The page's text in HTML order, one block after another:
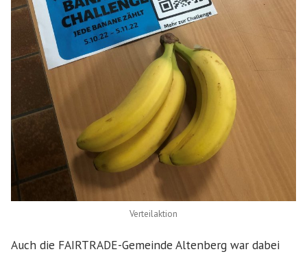
Verteilaktion
Auch die FAIRTRADE-Gemeinde Altenberg war dabei